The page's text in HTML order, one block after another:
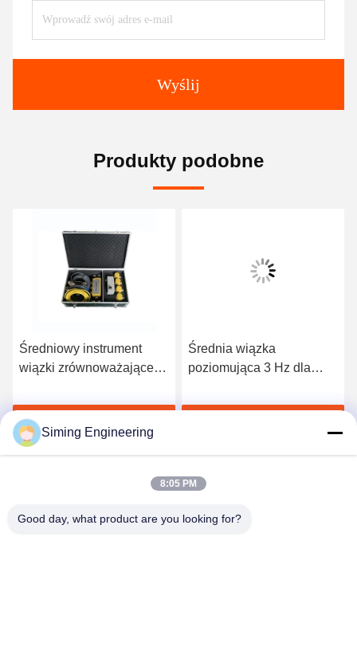
Wyślij
Produkty podobne
Średniowy instrument
wiązki zrównoważającej
ustawiania parametrów
Średnia wiązka
poziomująca 3 Hz dla
Siming Engineering
8:05 PM
Good day, what product are you looking for?